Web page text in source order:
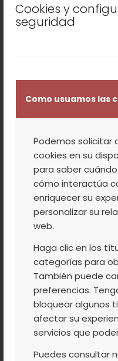
Cookies y
seguridad
Como usuamos las
Podemos solicitar
cookies en su
para saber
cómo interactúa
enriquecer su
personalizar su
web.
Haga clic en los
categorías para
También puede
preferencias.
bloquear algunos
afectar su
servicios que
Puedes consultar
CONSERVAR
Modo